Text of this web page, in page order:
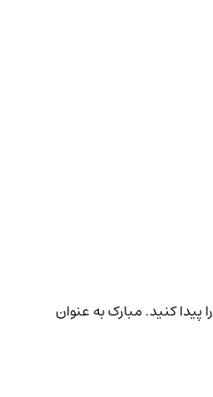
را پیدا کنید. مبارک به عنوان